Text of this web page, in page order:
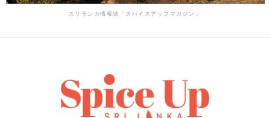
スリランカ情報誌「スパイスアップマガジン」